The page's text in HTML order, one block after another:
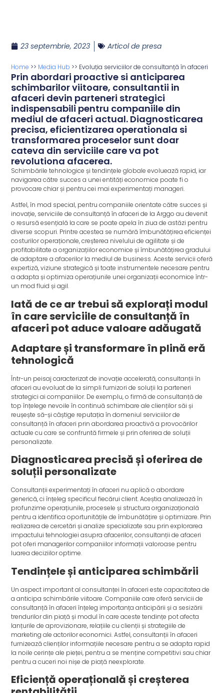
23 septembrie, 2023 Articol de presa
Home >> Media Hub >> Evoluția serviciilor de consultanță în afaceri
Prin abordari proactive si anticiparea
schimbarilor viitoare, consultantii in
afaceri devin parteneri strategici
indispensabili pentru companiile din
mediul de afaceri actual. Diagnosticarea
precisa, eficientizarea operationala si
transformarea proceselor sunt doar
cateva din serviciile care va pot
revolutiona afacerea.
Schimbările tehnologice și tendințele globale evoluează rapid, iar
navigarea către succes a unei entități economice poate fi o
provocare chiar și pentru cei mai experimentați manageri.
Astfel, în mod special, pentru companiile orientate către succes și
inovație, serviciile de consultanță în afaceri de la Arggo au devenit
o resursă esențială la care se poate apela în ziua de astăzi pentru
diverse scopuri. Printre acestea se numără îmbunătățirea eficienței
costurilor operaționale, creșterea nivelului de agilitate și de
profitabilitate a organizațiilor economice și îmbunătățirea gradului
de adaptare a afacerilor la mediul de business. Aceste servicii oferă
expertiză, viziune strategică și toate instrumentele necesare pentru
a adapta și optimiza operațiunile unei organizații economice într-
un mod fluid și agil.
Iată de ce ar trebui să explorați modul
în care serviciile de consultanță în
afaceri pot aduce valoare adăugată
Adaptare și transformare în plină eră
tehnologică
Într-un peisaj caracterizat de inovație accelerată, consultanții în
afaceri au evoluat de la simpli furnizori de soluții la parteneri
strategici ai companiilor. De exemplu, o firmă de consultanță de
top înțelege nevoile în continuă schimbare ale clienților săi și
reușește să-și câștige reputația în domeniul serviciilor de
consultanță în afaceri prin abordarea proactivă a provocărilor
actuale cu care se confruntă firmele și prin oferirea de soluții
personalizate.
Diagnosticarea precisă și oferirea de
soluții personalizate
Consultanții experimentați în afaceri nu aplică o abordare
generică, ci înțeleg specificul fiecărui client. Aceștia analizează în
profunzime operațiunile, procesele și structura organizațională
pentru a identifica oportunitățile de îmbunătățire și optimizare. Prin
realizarea de cercetări și analize specializate sau prin explorarea
impactului tehnologiei asupra afacerilor, consultanții de afaceri
pot oferi managerilor companiilor informații valoroase pentru
luarea deciziilor optime.
Tendințele și anticiparea schimbării
Un aspect important al consultanței în afaceri este capacitatea de
a anticipa schimbările viitoare. Companiile care oferă servicii de
consultanță în afaceri înțeleg importanța anticipării și a sesizării
trendurilor din piață și modul în care aceste tendințe pot afecta
lanțurile de aprovizionare, relațiile cu clienții și strategiile de
marketing ale actorilor economici. Astfel, consultanții în afaceri
furnizează clienților informațiile necesare pentru a se adapta rapid
la noile cerințe ale pieței, pentru a se menține competitivi sau chiar
pentru a cuceri noi nișe de piață neexplorate.
Eficiență operațională și creșterea